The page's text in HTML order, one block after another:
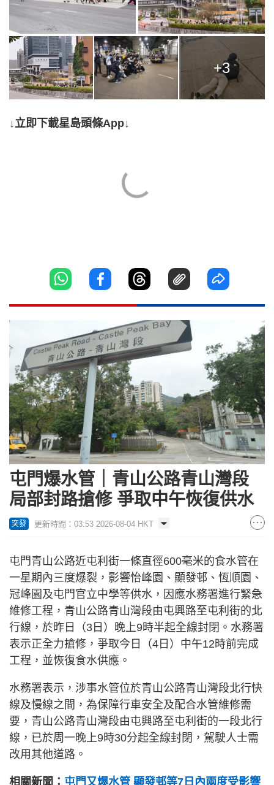
+3
↓立即下載星島頭條App↓
屯門爆水管｜青山公路青山灣段
局部封路搶修 爭取中午恢復供水
突發 更新時間：03:53 2026-08-04 HKT
屯門青山公路近屯利街一條直徑600毫米的食水管在
一星期內三度爆裂，影響怡峰園、顯發邨、恆順園、
冠峰園及屯門官立中學等供水，因應水務署進行緊急
維修工程，青山公路青山灣段由屯興路至屯利街的北
行線，於昨日（3日）晚上9時半起全線封閉。水務署
表示正全力搶修，爭取今日（4日）中午12時前完成
工程，並恢復食水供應。
水務署表示，涉事水管位於青山公路青山灣段北行快
線及慢線之間，為保障行車安全及配合水管維修需
要，青山公路青山灣段由屯興路至屯利街的一段北行
線，已於周一晚上9時30分起全線封閉，駕駛人士需
改用其他道路。
相關新聞： 屯門又爆水管 顯發邨等7日內兩度受影響